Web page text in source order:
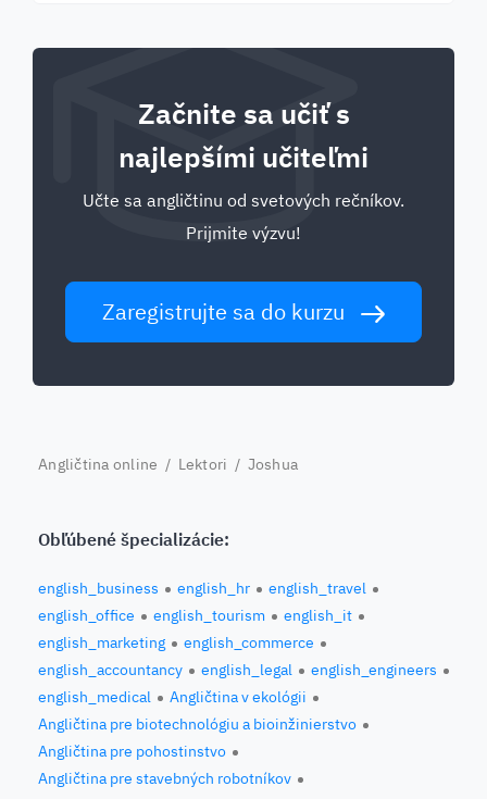
Začnite sa učiť s
najlepšími učiteľmi
Učte sa angličtinu od svetových rečníkov.
Prijmite výzvu!
Zaregistrujte sa do kurzu
Angličtina online / Lektori / Joshua
Obľúbené špecializácie:
english_business english_hr
english_travel
english_office
english_tourism
english_it
english_marketing
english_commerce
english_accountancy
english_legal
english_engineers
english_medical
Angličtina v ekológii
Angličtina pre biotechnológiu a bioinžinierstvo
Angličtina pre pohostinstvo
Angličtina pre stavebných robotníkov